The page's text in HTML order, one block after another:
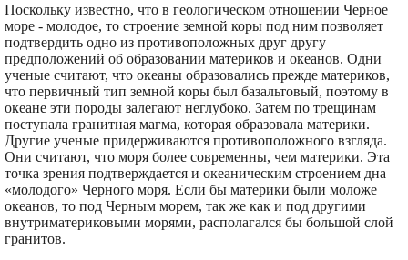
Поскольку известно, что в геологическом отношении Черное
море - молодое, то строение земной коры под ним позволяет
подтвердить одно из противоположных друг другу
предположений об образовании материков и океанов. Одни
ученые считают, что океаны образовались прежде материков,
что первичный тип земной коры был базальтовый, поэтому в
океане эти породы залегают неглубоко. Затем по трещинам
поступала гранитная магма, которая образовала материки.
Другие ученые придерживаются противоположного взгляда.
Они считают, что моря более современны, чем материки. Эта
точка зрения подтверждается и океаническим строением дна
«молодого» Черного моря. Если бы материки были моложе
океанов, то под Черным морем, так же как и под другими
внутриматериковыми морями, располагался бы большой слой
гранитов.